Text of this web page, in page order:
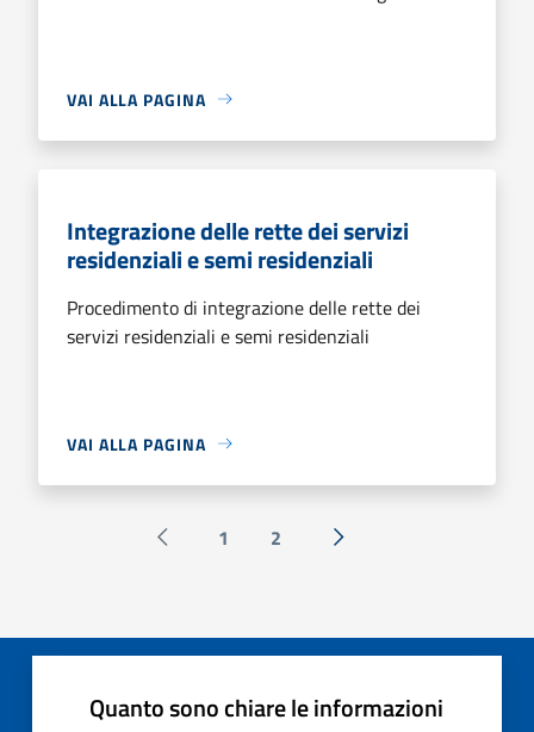
VAI ALLA PAGINA
Integrazione delle rette dei servizi
residenziali e semi residenziali
Procedimento di integrazione delle rette dei
servizi residenziali e semi residenziali
VAI ALLA PAGINA
Pagina precedente
1 2 Successiva »
Quanto sono chiare le informazioni